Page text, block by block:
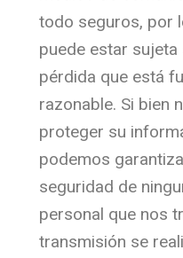
todo seguros, por
puede estar
pérdida que está
razonable. Si bien
proteger su
podemos
seguridad de
personal que nos
transmisión se